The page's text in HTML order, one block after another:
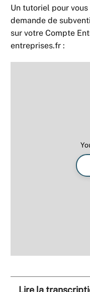
Un tutoriel pour
demande de
sur votre Compte
entreprises.fr :
Lire la